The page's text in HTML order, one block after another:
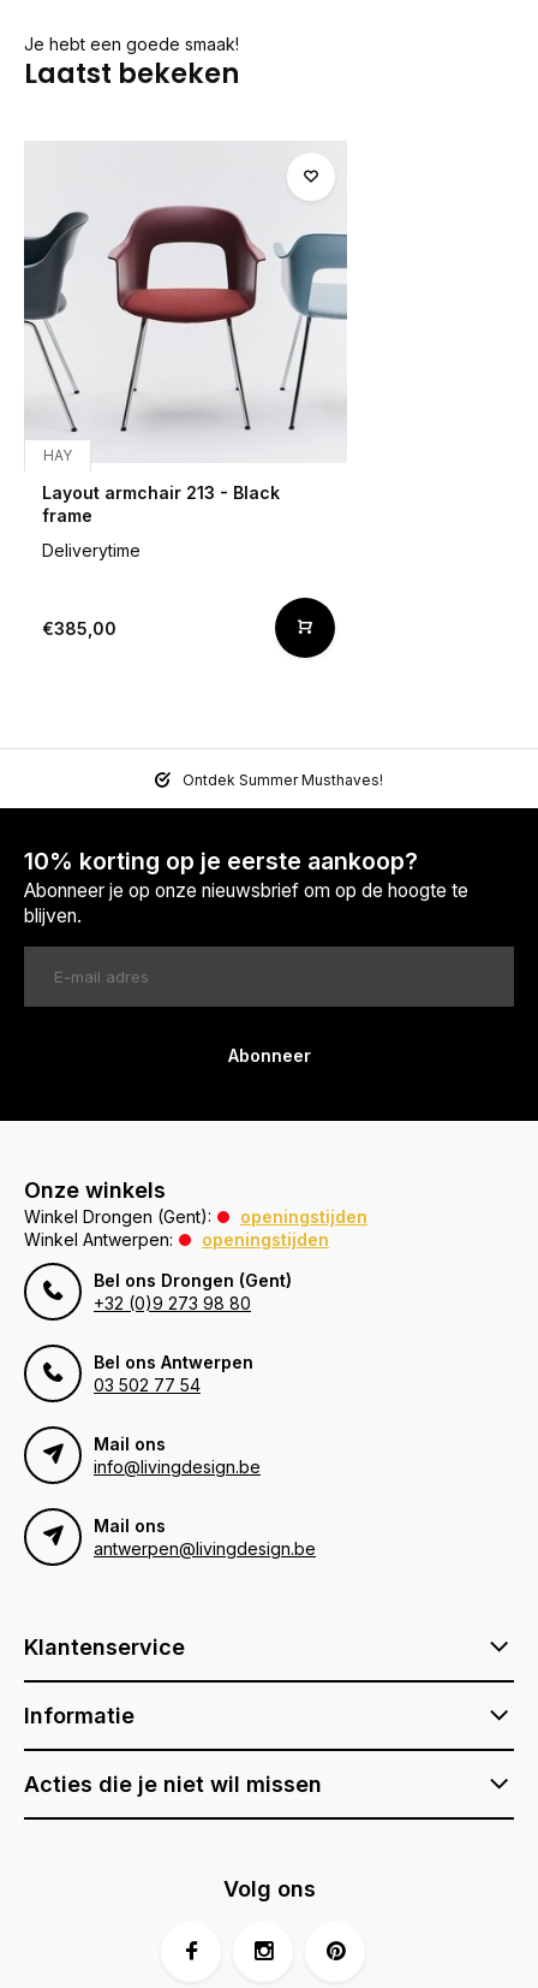
Je hebt een goede smaak!
Laatst bekeken
HAY
Layout armchair 213 - Black
frame
Deliverytime
€385,00
Ontdek Summer Musthaves!
10% korting op je eerste aankoop?
Abonneer je op onze nieuwsbrief om op de hoogte te
blijven.
Abonneer
Onze winkels
Winkel Drongen (Gent):
openingstijden
Winkel Antwerpen:
openingstijden
Bel ons Drongen (Gent)
+32 (0)9 273 98 80
Bel ons Antwerpen
03 502 77 54
Mail ons
info@livingdesign.be
Mail ons
antwerpen@livingdesign.be
Klantenservice
Informatie
Acties die je niet wil missen
Volg ons